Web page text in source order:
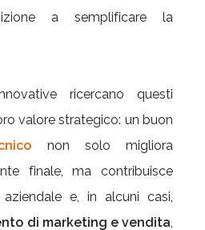
a semplificare la
ricercano questi
valore strategico: un buon
non solo migliora
finale, ma contribuisce
e, in alcuni casi,
di marketing e vendita